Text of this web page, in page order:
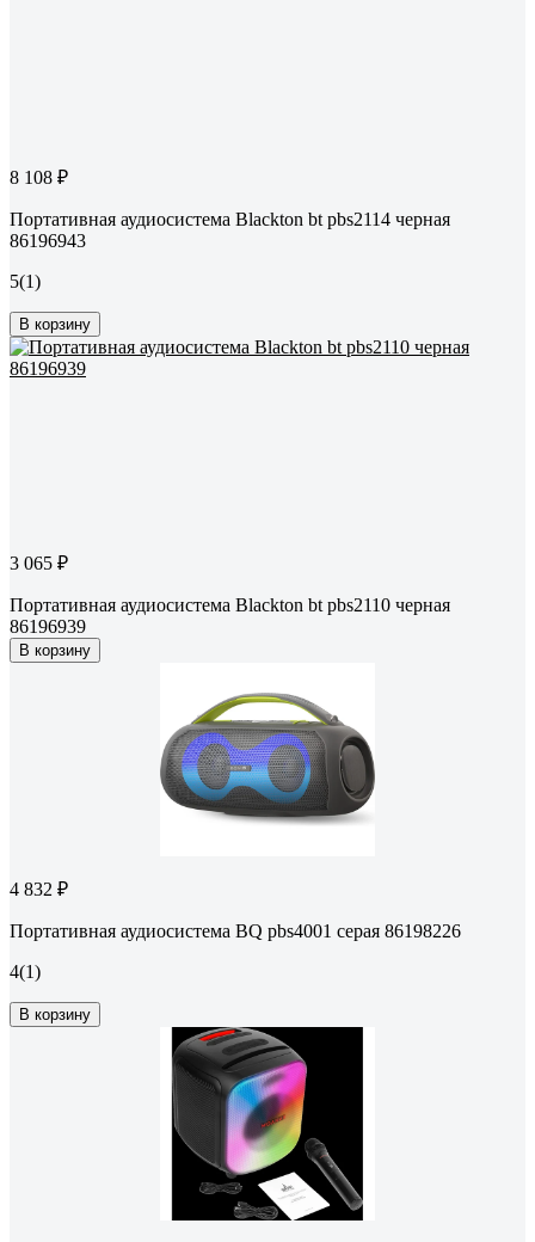
8 108 ₽
Портативная аудиосистема Blackton bt pbs2114 черная
86196943
5(1)
В корзину
3 065 ₽
Портативная аудиосистема Blackton bt pbs2110 черная
86196939
В корзину
4 832 ₽
Портативная аудиосистема BQ pbs4001 серая 86198226
4(1)
В корзину